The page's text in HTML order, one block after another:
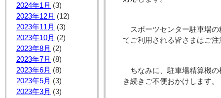
2024年1月 (3)
2023年12月 (12)
2023年11月 (3)
2023年10月 (2)
2023年8月 (2)
2023年7月 (8)
2023年6月 (8)
2023年5月 (3)
2023年3月 (3)
スポーツセンター駐車場
てご利用される皆さまはご
ちなみに、駐車場精算機
き続きご不便おかけします。